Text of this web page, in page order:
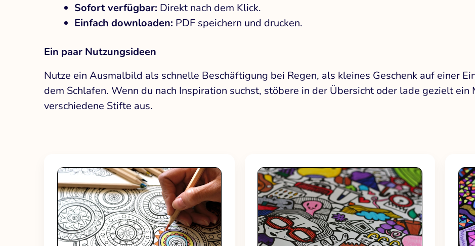
Sofort verfügbar: Direkt nach dem Klick.
Einfach downloaden: PDF speichern und drucken.
Ein paar Nutzungsideen
Nutze ein Ausmalbild als schnelle Beschäftigung bei Regen, als kleines Geschenk auf einer
dem Schlafen. Wenn du nach Inspiration suchst, stöbere in der Übersicht oder lade gezielt
verschiedene Stifte aus.